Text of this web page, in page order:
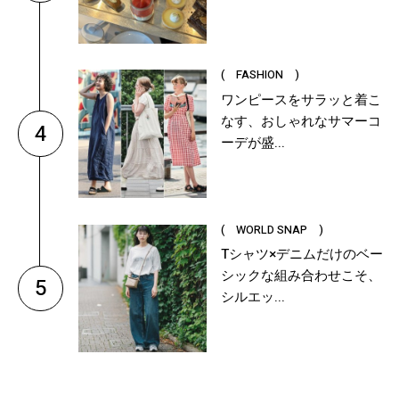
4
( FASHION )
ワンピースをサラッと着こ
なす、おしゃれなサマーコ
ーデが盛...
5
( WORLD SNAP )
Tシャツ×デニムだけのベー
シックな組み合わせこそ、
シルエッ...